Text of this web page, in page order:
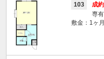
103 成
専
敷金：1ヶ